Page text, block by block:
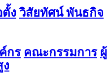
ง วิสัยทัศน์ พันธกิจ
กร คณะกรรมการ ผู้